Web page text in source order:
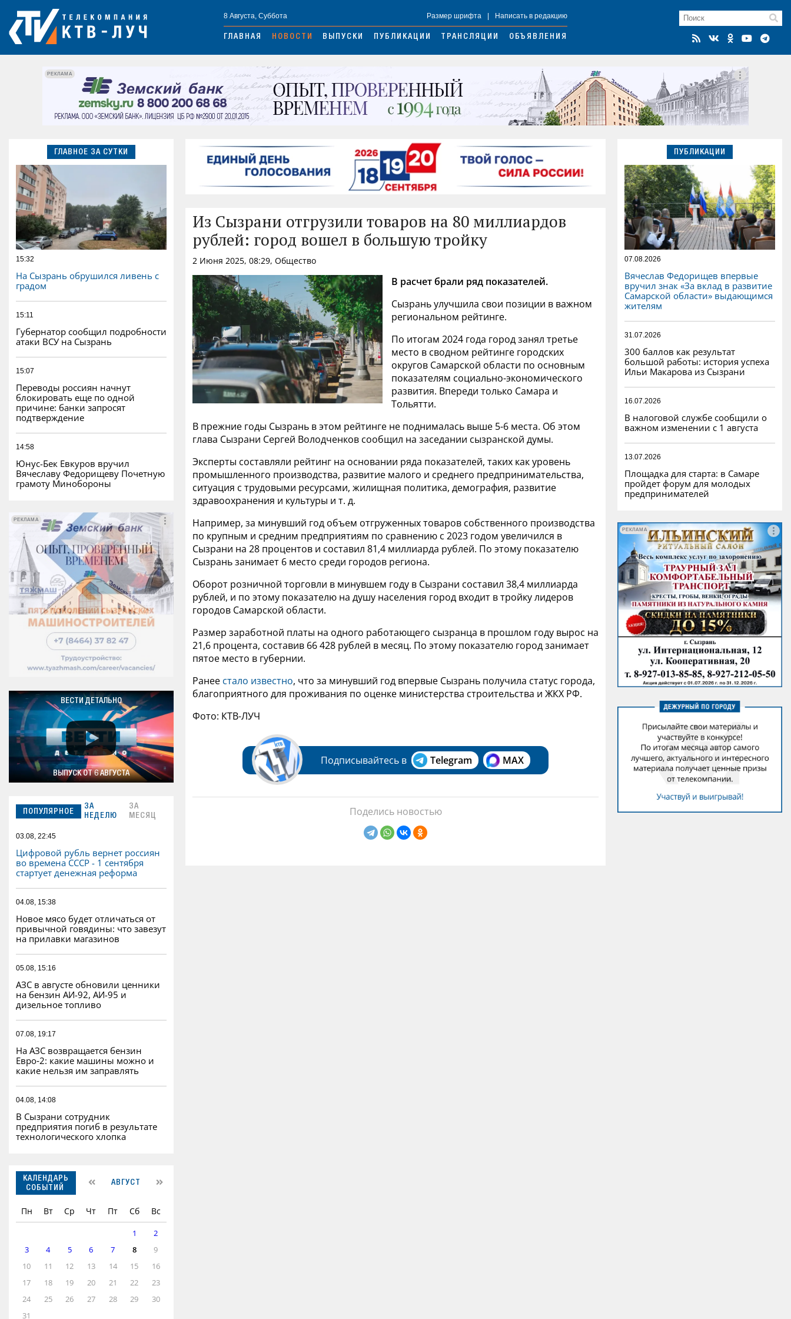
8 Августа, Суббота Размер шрифта Написать в редакцию
ГЛАВНАЯ НОВОСТИ ВЫПУСКИ ПУБЛИКАЦИИ ТРАНСЛЯЦИИ ОБЪЯВЛЕНИЯ
РЕКЛАМА
ГЛАВНОЕ ЗА СУТКИ
15:32
На Сызрань обрушился ливень с
градом
15:11
Губернатор сообщил подробности
атаки ВСУ на Сызрань
15:07
Переводы россиян начнут
блокировать еще по одной
причине: банки запросят
подтверждение
14:58
Юнус-Бек Евкуров вручил
Вячеславу Федорищеву Почетную
грамоту Минобороны
РЕКЛАМА
РЕКЛАМА
ВЕСТИ ДЕТАЛЬНО
ВЫПУСК ОТ 6 АВГУСТА
ПОПУЛЯРНОЕ
ЗА
НЕДЕЛЮ
ЗА
МЕСЯЦ
03.08, 22:45
Цифровой рубль вернет россиян
во времена СССР - 1 сентября
стартует денежная реформа
04.08, 15:38
Новое мясо будет отличаться от
привычной говядины: что завезут
на прилавки магазинов
05.08, 15:16
АЗС в августе обновили ценники
на бензин АИ-92, АИ-95 и
дизельное топливо
07.08, 19:17
На АЗС возвращается бензин
Евро‑2: какие машины можно и
какие нельзя им заправлять
04.08, 14:08
В Сызрани сотрудник
предприятия погиб в результате
технологического хлопка
КАЛЕНДАРЬ
СОБЫТИЙ
АВГУСТ
Пн Вт Ср Чт Пт Сб Вс
1
2
3
4 5 6 7 8
9
10
11 12 13 14 15
16
17
18 19 20 21 22
23
24
25 26 27 28 29
30
31
Из Сызрани отгрузили товаров на 80 миллиардов
рублей: город вошел в большую тройку
2 Июня 2025, 08:29, Общество
В расчет брали ряд показателей.
Сызрань улучшила свои позиции в важном
региональном рейтинге.
По итогам 2024 года город занял третье
место в сводном рейтинге городских
округов Самарской области по основным
показателям социально-экономического
развития. Впереди только Самара и
Тольятти.
В прежние годы Сызрань в этом рейтинге не поднималась выше 5-6 места. Об этом
глава Сызрани Сергей Володченков сообщил на заседании сызранской думы.
Эксперты составляли рейтинг на основании ряда показателей, таких как уровень
промышленного производства, развитие малого и среднего предпринимательства,
ситуация с трудовыми ресурсами, жилищная политика, демография, развитие
здравоохранения и культуры и т. д.
Например, за минувший год объем отгруженных товаров собственного производства
по крупным и средним предприятиям по сравнению с 2023 годом увеличился в
Сызрани на 28 процентов и составил 81,4 миллиарда рублей. По этому показателю
Сызрань занимает 6 место среди городов региона.
Оборот розничной торговли в минувшем году в Сызрани составил 38,4 миллиарда
рублей, и по этому показателю на душу населения город входит в тройку лидеров
городов Самарской области.
Размер заработной платы на одного работающего сызранца в прошлом году вырос на
21,6 процента, составив 66 428 рублей в месяц. По этому показателю город занимает
пятое место в губернии.
Ранее стало известно, что за минувший год впервые Сызрань получила статус города,
благоприятного для проживания по оценке министерства строительства и ЖКХ РФ.
Фото: КТВ-ЛУЧ
Подписывайтесь в Telegram MAX
Поделись новостью
ПУБЛИКАЦИИ
07.08.2026
Вячеслав Федорищев впервые
вручил знак «За вклад в развитие
Самарской области» выдающимся
жителям
31.07.2026
300 баллов как результат
большой работы: история успеха
Ильи Макарова из Сызрани
16.07.2026
В налоговой службе сообщили о
важном изменении с 1 августа
13.07.2026
Площадка для старта: в Самаре
пройдет форум для молодых
предпринимателей
РЕКЛАМА